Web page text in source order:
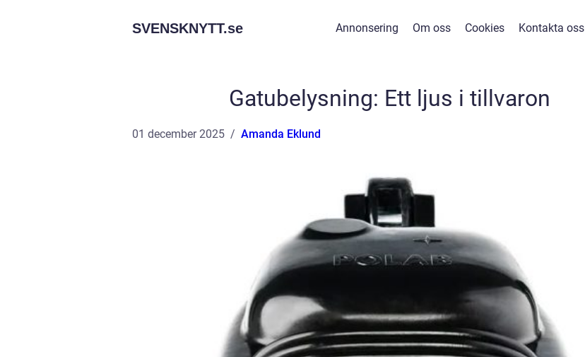
SVENSKNYTT.se Annonsering Om oss Cookies Kontakta oss
Gatubelysning: Ett ljus i tillvaron
01 december 2025 Amanda Eklund